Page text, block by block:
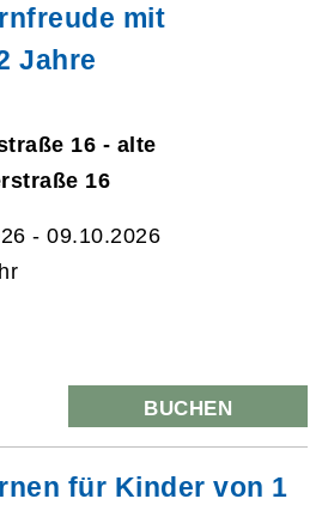
mit
Jahre
16 - alte
16
- 09.10.2026
BUCHEN
für Kinder von 1